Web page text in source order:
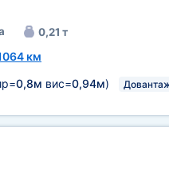
0,21 т
км
0,8м вис=0,94м)